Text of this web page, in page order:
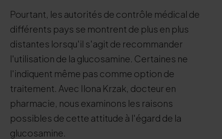
Pourtant, les autorités de contrôle médical de
différents pays se montrent de plus en plus
distantes lorsqu'il s'agit de recommander
l'utilisation de la glucosamine. Certaines ne
l'indiquent même pas comme option de
traitement. Avec Ilona Krzak, docteur en
pharmacie, nous examinons les raisons
possibles de cette attitude à l'égard de la
glucosamine.